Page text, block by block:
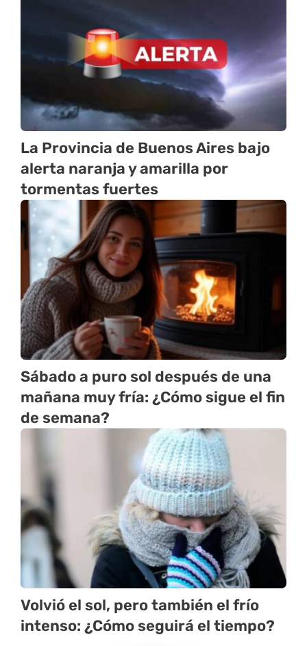
La Provincia de Buenos Aires bajo
alerta naranja y amarilla por
tormentas fuertes
Sábado a puro sol después de una
mañana muy fría: ¿Cómo sigue el fin
de semana?
Volvió el sol, pero también el frío
intenso: ¿Cómo seguirá el tiempo?